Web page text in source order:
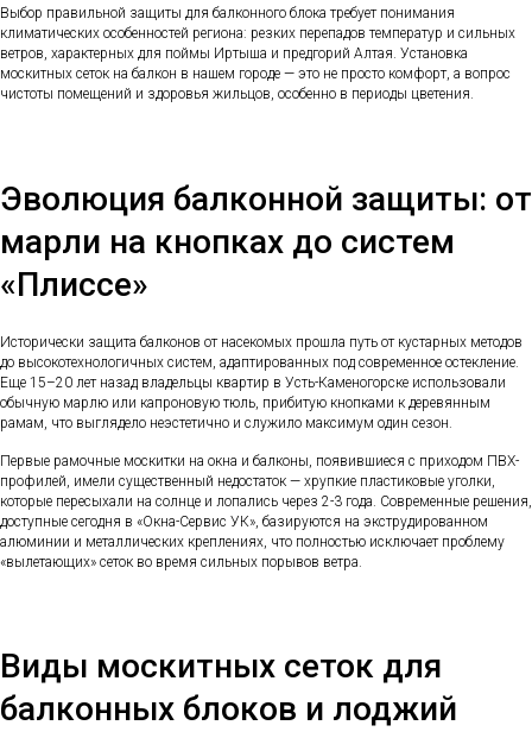
Выбор правильной защиты для балконного блока требует понимания
климатических особенностей региона: резких перепадов температур и сильных
ветров, характерных для поймы Иртыша и предгорий Алтая. Установка
москитных сеток на балкон в нашем городе — это не просто комфорт, а вопрос
чистоты помещений и здоровья жильцов, особенно в периоды цветения.
Эволюция балконной защиты: от
марли на кнопках до систем
«Плиссе»
Исторически защита балконов от насекомых прошла путь от кустарных методов
до высокотехнологичных систем, адаптированных под современное остекление.
Еще 15–20 лет назад владельцы квартир в Усть-Каменогорске использовали
обычную марлю или капроновую тюль, прибитую кнопками к деревянным
рамам, что выглядело неэстетично и служило максимум один сезон.
Первые рамочные москитки на окна и балконы, появившиеся с приходом ПВХ-
профилей, имели существенный недостаток — хрупкие пластиковые уголки,
которые пересыхали на солнце и лопались через 2-3 года. Современные решения,
доступные сегодня в «Окна-Сервис УК», базируются на экструдированном
алюминии и металлических креплениях, что полностью исключает проблему
«вылетающих» сеток во время сильных порывов ветра.
Виды москитных сеток для
балконных блоков и лоджий